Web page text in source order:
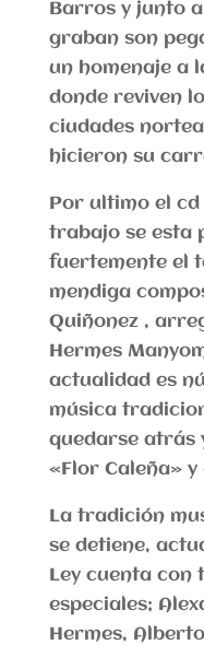
Barros y junto
graban son
un homenaje a
donde reviven
ciudades
hicieron su
Por ultimo el cd
trabajo se esta
fuertemente el
mendiga
Quiñonez ,
Hermes
actualidad es
música
quedarse atrás
«Flor Caleña»
La tradición
se detiene,
Ley cuenta
especiales;
Hermes,